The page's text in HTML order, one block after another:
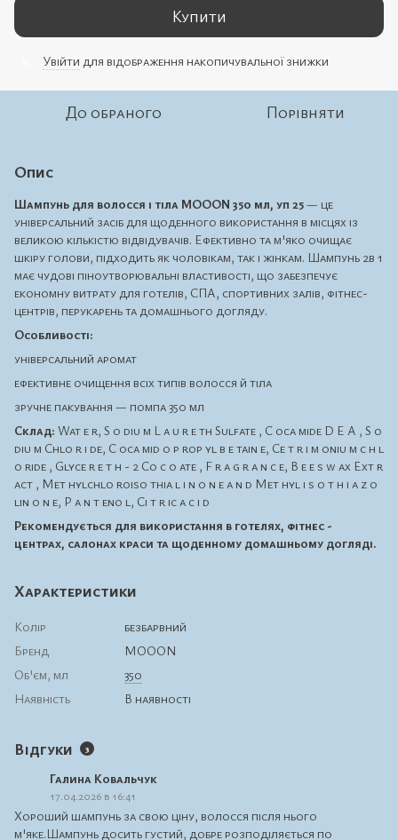
Купити
Увійти для відображення накопичувальної знижки
До обраного Порівняти
Опис
Шампунь для волосся і тіла MOOON 350 мл, уп 25— це
універсальний засіб для щоденного використання в місцях із
великою кількістю відвідувачів. Ефективно та м'яко очищає
шкіру голови, підходить як чоловікам, так і жінкам. Шампунь 2в 1
має чудові піноутворювальні властивості, що забезпечує
економну витрату для готелів, СПА, спортивних залів, фітнес-
центрів, перукарень та домашнього догляду.
Особливості:
універсальний аромат
ефективне очищення всіх типів волосся й тіла
зручне пакування — помпа 350 мл
Склад: Wat e r, S o diu m L a u r e th Sulfate , C oca mide D E A , S o
diu m Chlo r i de, C oca mid o p rop yl b e tain e, Ce t r i m oniu m c h l
o ride , Glyce r e t h - 2 Co c o ate , F r a g r a n c e, B e e s w ax Ext r
act , Met hylchlo roiso thia l i n o n e a n d Met hyl i s o t h i a z o
lin o n e, P a n t eno l, Ci t r ic a c i d
Рекомендується для використання в готелях, фітнес -
центрах, салонах краси та щоденному домашньому догляді.
Характеристики
Колір
безбарвний
Бренд
MOOON
Об'єм, мл
350
Наявність
В наявності
Відгуки 3
Галина Ковальчук
17.04.2026 в 16:41
Хороший шампунь за свою ціну, волосся після нього
м'яке.Шампунь досить густий, добре розподіляється по